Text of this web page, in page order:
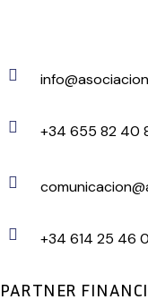
+34 655 82 40
+34 614 25 46
PARTNER